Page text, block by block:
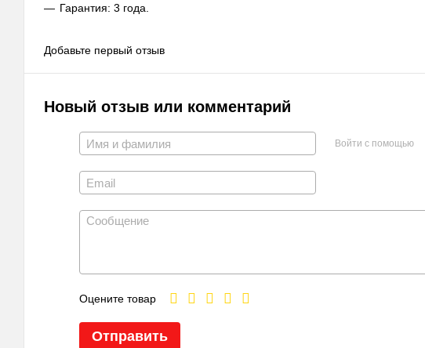
Гарантия: 3 года.
Добавьте первый отзыв
Новый отзыв или комментарий
Войти с помощью
Оцените товар
Отправить